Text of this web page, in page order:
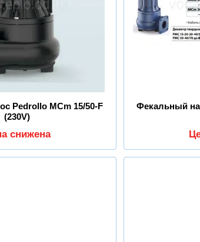
Pedrollo MCm 15/50-F
(230V)
снижена
Фекальный